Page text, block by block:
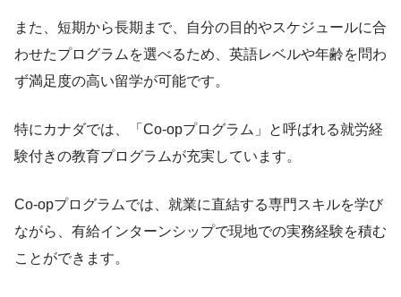
また、短期から長期まで、自分の目的やスケジュールに合
わせたプログラムを選べるため、英語レベルや年齢を問わ
ず満足度の高い留学が可能です。
特にカナダでは、「Co-opプログラム」と呼ばれる就労経
験付きの教育プログラムが充実しています。
Co-opプログラムでは、就業に直結する専門スキルを学び
ながら、有給インターンシップで現地での実務経験を積む
ことができます。